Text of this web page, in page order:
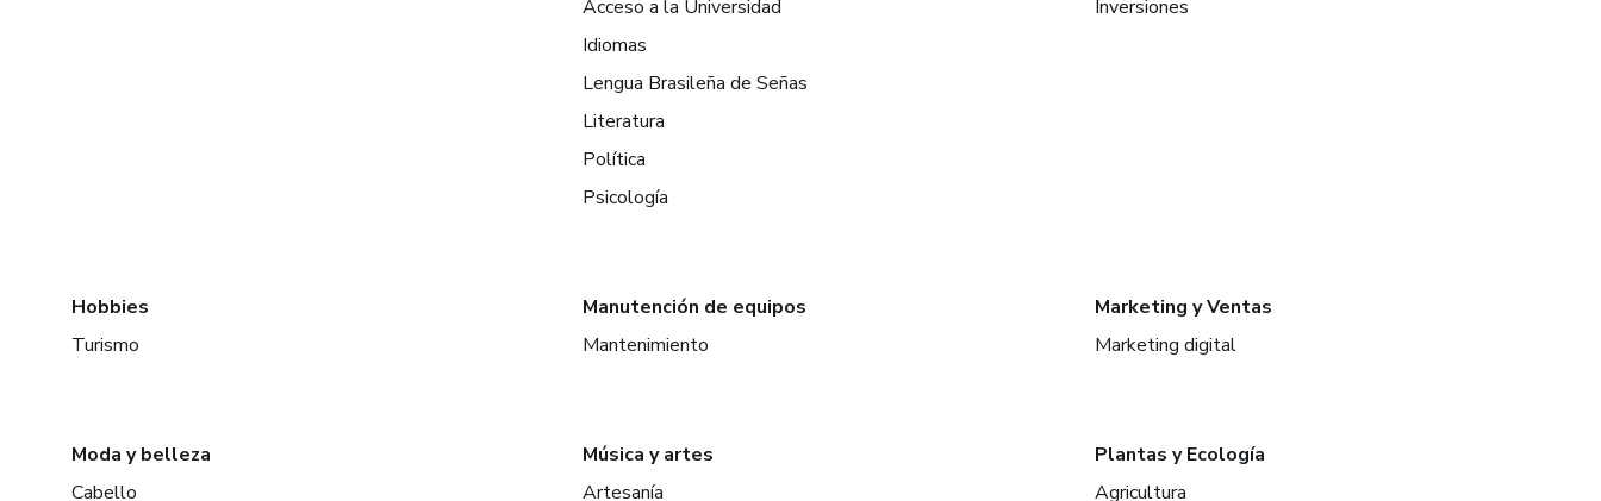
Acceso a la Universidad
Idiomas
Lengua Brasileña de Señas
Literatura
Política
Psicología
Inversiones
Hobbies
Turismo
Manutención de equipos
Mantenimiento
Marketing y Ventas
Marketing digital
Moda y belleza
Cabello
Música y artes
Artesanía
Plantas y Ecología
Agricultura